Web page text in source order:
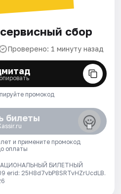
сбор
Проверено: 1 минуту назад
промокод
билеты
и примените промокод
оплаты
БИЛЕТНЫЙ
25H8d7vbP8SRTvHZrUcdLB.